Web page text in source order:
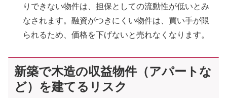
りできない物件は、担保としての流動性が低いとみ
なされます。融資がつきにくい物件は、買い手が限
られるため、価格を下げないと売れなくなります。
新築で木造の収益物件（アパートな
ど）を建てるリスク